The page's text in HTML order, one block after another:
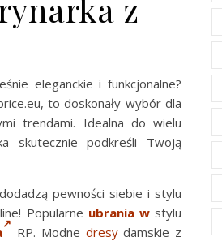
z
eleganckie i funkcjonalne?
to doskonały wybór dla
trendami. Idealna do wielu
skutecznie podkreśli Twoją
pewności siebie i stylu
Popularne ubrania wstylu
RP. Modne dresydamskie z